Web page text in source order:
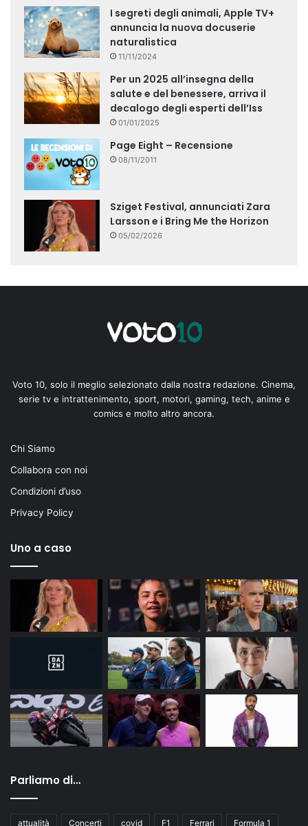
I segreti degli animali, Apple TV+
annuncia la nuova docuserie
naturalistica
11/11/2024
Per un 2025 all’insegna della
salute e del benessere, arriva il
decalogo degli esperti dell’Iss
01/01/2025
Page Eight – Recensione
08/11/2011
Sziget Festival, annunciati Zara
Larsson e i Bring Me the Horizon
05/02/2026
Voto 10, solo il meglio selezionato dalla nostra redazione. Cinema,
serie tv e intrattenimento, sport, motori, gaming, tech, anime e
comics e molto altro ancora.
Chi Siamo
Collabora con noi
Condizioni d’uso
Privacy Policy
Uno a caso
Parliamo di…
attualità Concerti covid F1 Ferrari Formula 1